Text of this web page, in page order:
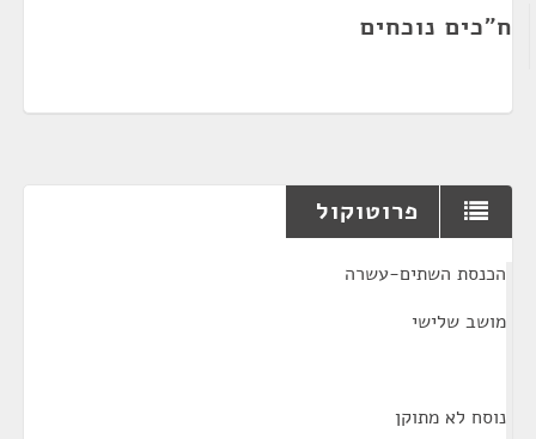
ח"כים נוכחים
פרוטוקול
הכנסת השתים-עשרה
מושב שלישי
נוסח לא מתוקן